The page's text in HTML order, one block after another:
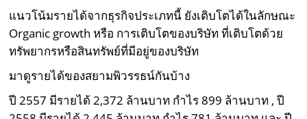
แนวโน้มรายได้จากธุรกิจประเภทนี้ ยังเติบโตได้ในลักษณะ
Organic growth หรือ การเติบโตของบริษัท ที่เติบโตด้วย
ทรัพยากรหรือสินทรัพย์ที่มีอยู่ของบริษัท
มาดูรายได้ของสยามพิวรรธน์กันบ้าง
ปี 2557 มีรายได้ 2,372 ล้านบาท กำไร 899 ล้านบาท , ปี